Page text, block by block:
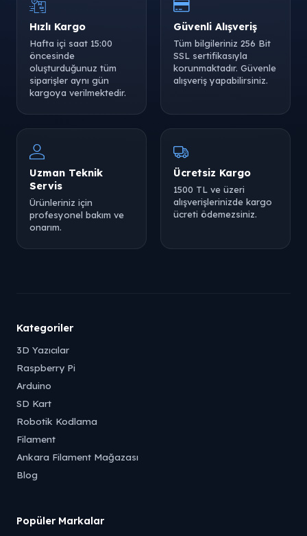
Hızlı Kargo
Hafta içi saat 15:00
öncesinde
oluşturduğunuz tüm
siparişler aynı gün
kargoya verilmektedir.
Güvenli Alışveriş
Tüm bilgileriniz 256 Bit
SSL sertifikasıyla
korunmaktadır. Güvenle
alışveriş yapabilirsiniz.
Uzman Teknik
Servis
Ürünleriniz için
profesyonel bakım ve
onarım.
Ücretsiz Kargo
1500 TL ve üzeri
alışverişlerinizde kargo
ücreti ödemezsiniz.
Kategoriler
3D Yazıcılar
Raspberry Pi
Arduino
SD Kart
Robotik Kodlama
Filament
Ankara Filament Mağazası
Blog
Popüler Markalar